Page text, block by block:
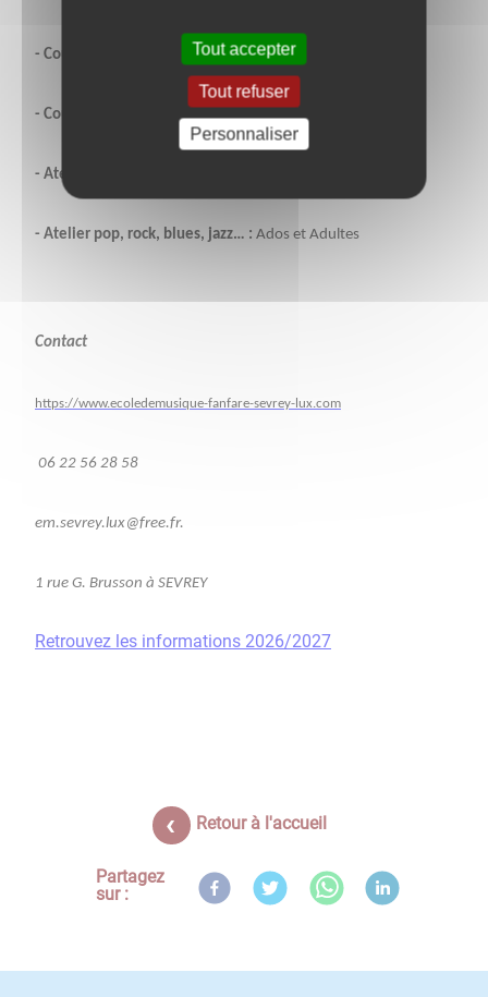
- Cours d’instruments individuels
- Cours de chant collectifpour les 9 / 17 ans
- Atelier Chant musiques actuelles :
- Atelier pop, rock, blues, jazz… : Ados et Adultes
Contact
https://www.ecoledemusique-fanfare-sevrey-lux.com
06 22 56 28 58
em.sevrey.lux@free.fr.
1 rue G. Brusson à SEVREY
Retrouvez les informations 2026/2027
Retour à l'accueil
Partagez
sur :
Tout accepter
Tout refuser
Personnaliser